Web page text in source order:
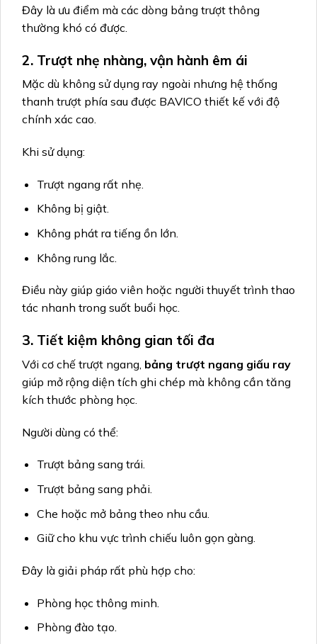
Đây là ưu điểm mà các dòng bảng trượt thông
thường khó có được.
2. Trượt nhẹ nhàng, vận hành êm ái
Mặc dù không sử dụng ray ngoài nhưng hệ thống
thanh trượt phía sau được BAVICO thiết kế với độ
chính xác cao.
Khi sử dụng:
Trượt ngang rất nhẹ.
Không bị giật.
Không phát ra tiếng ồn lớn.
Không rung lắc.
Điều này giúp giáo viên hoặc người thuyết trình thao
tác nhanh trong suốt buổi học.
3. Tiết kiệm không gian tối đa
Với cơ chế trượt ngang, bảng trượt ngang giấu ray
giúp mở rộng diện tích ghi chép mà không cần tăng
kích thước phòng học.
Người dùng có thể:
Trượt bảng sang trái.
Trượt bảng sang phải.
Che hoặc mở bảng theo nhu cầu.
Giữ cho khu vực trình chiếu luôn gọn gàng.
Đây là giải pháp rất phù hợp cho:
Phòng học thông minh.
Phòng đào tạo.